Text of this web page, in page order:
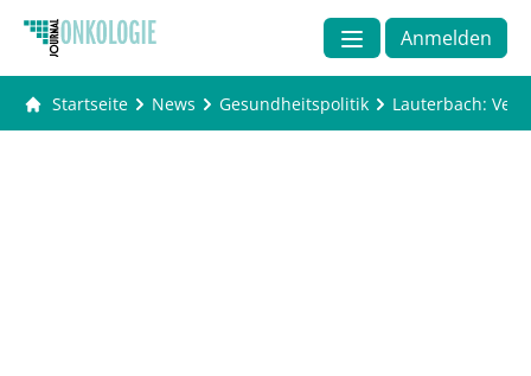
Anmelden
Startseite News Gesundheitspolitik Lauterbach: